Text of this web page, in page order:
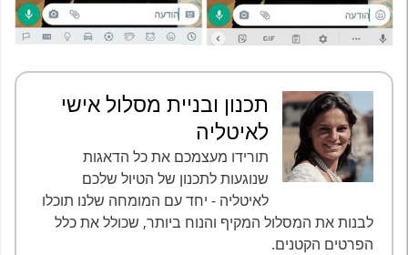
תכנון ובניית מסלול אישי
לאיטליה
תורידו מעצמכם את כל הדאגות
שנוגעות לתכנון של הטיול שלכם
לאיטליה - יחד עם המומחה שלנו תוכלו
לבנות את המסלול המקיף והנוח ביותר, שכולל את כלל
הפרטים הקטנים.